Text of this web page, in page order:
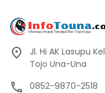
Jl. Hi AK Lasupu
Tojo Una-Una
0852-9870-2518